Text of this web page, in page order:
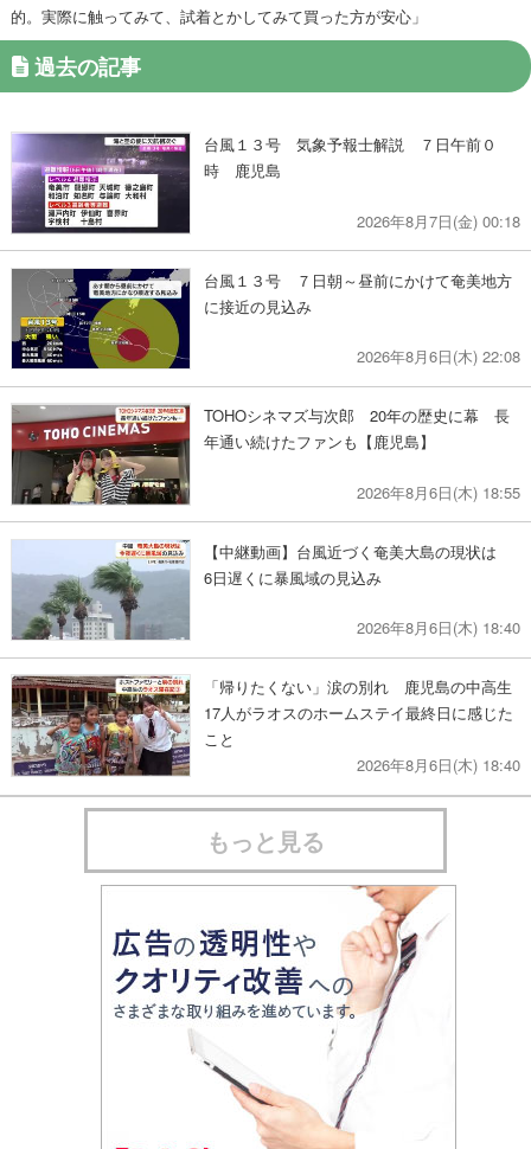
的。実際に触ってみて、試着とかしてみて買った方が安心」
過去の記事
台風１３号 気象予報士解説 ７日午前０
時 鹿児島
2026年8月7日(金) 00:18
台風１３号 ７日朝～昼前にかけて奄美地方
に接近の見込み
2026年8月6日(木) 22:08
TOHOシネマズ与次郎 20年の歴史に幕 長
年通い続けたファンも【鹿児島】
2026年8月6日(木) 18:55
【中継動画】台風近づく奄美大島の現状は
6日遅くに暴風域の見込み
2026年8月6日(木) 18:40
「帰りたくない」涙の別れ 鹿児島の中高生
17人がラオスのホームステイ最終日に感じた
こと
2026年8月6日(木) 18:40
もっと見る